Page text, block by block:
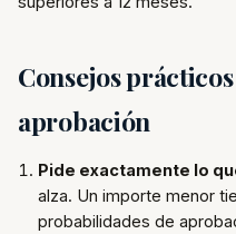
Consejos
aprobación
Pide exactamente lo
alza. Un importe menor
probabilidades de